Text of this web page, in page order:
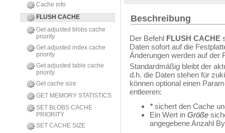
Cache info
FLUSH CACHE
Get adjusted blobs cache
priority
Get adjusted index cache
priority
Get adjusted table cache
priority
Get cache size
GET MEMORY STATISTICS
SET BLOBS CACHE
PRIORITY
SET CACHE SIZE
Beschreibung
Der Befehl FLUSH CACHE
Daten sofort auf die
Änderungen werden auf der
Standardmäßig bleibt der
d.h. die Daten stehen für
können optional einen
entleeren:
* sichert den Cache
Ein Wert in Größe
angegebene Anzahl